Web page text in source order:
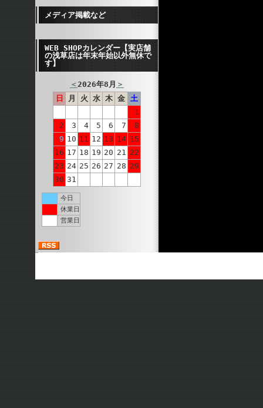
メディア掲載など
WEB SHOPカレンダー【実店舗
の浅草店は年末年始以外無休で
す】
＜2026年8月 ＞
日
月 火 水 木 金 土
1
2
3 4 5 6 7
8
9 10 11 12 13 14 15
16 17 18 19 20 21 22
23 24 25 26 27 28 29
30 31
今日
休業日
営業日